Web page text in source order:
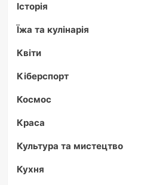
Історія
Їжа та кулінарія
Квіти
Кіберспорт
Космос
Краса
Культура та мистецтво
Кухня